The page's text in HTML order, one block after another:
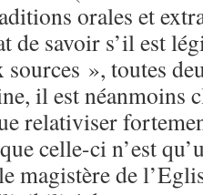
orales et
de savoir s’il est
», toutes
il est néanmoins
relativiser
celle-ci n’est
magistère de